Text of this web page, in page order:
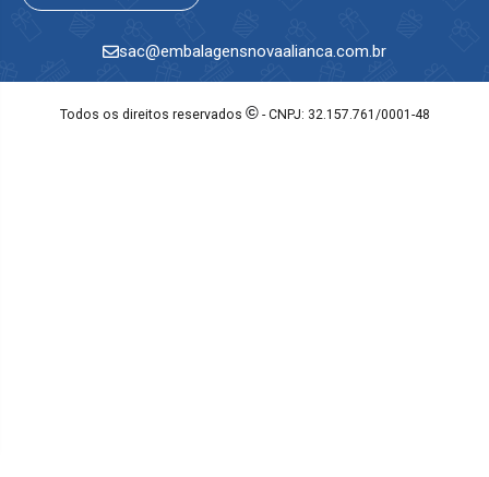
sac@embalagensnovaalianca.com.br
Todos os direitos reservados ©- CNPJ: 32.157.761/0001-48